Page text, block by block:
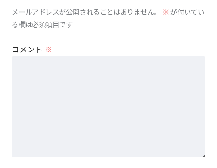
メールアドレスが公開されることはありません。 ※が付いてい
る欄は必須項目です
コメント ※